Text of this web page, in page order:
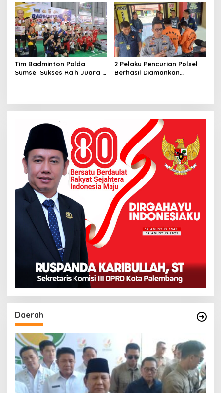
Satreskrim Polrestabes
Palembang
Warga di Hari
Bhayangkara ke-80
Tim Badminton Polda
Sumsel Sukses Raih Juara 1
2 Pelaku Pencurian Polsel
Berhasil Diamankan
Daerah